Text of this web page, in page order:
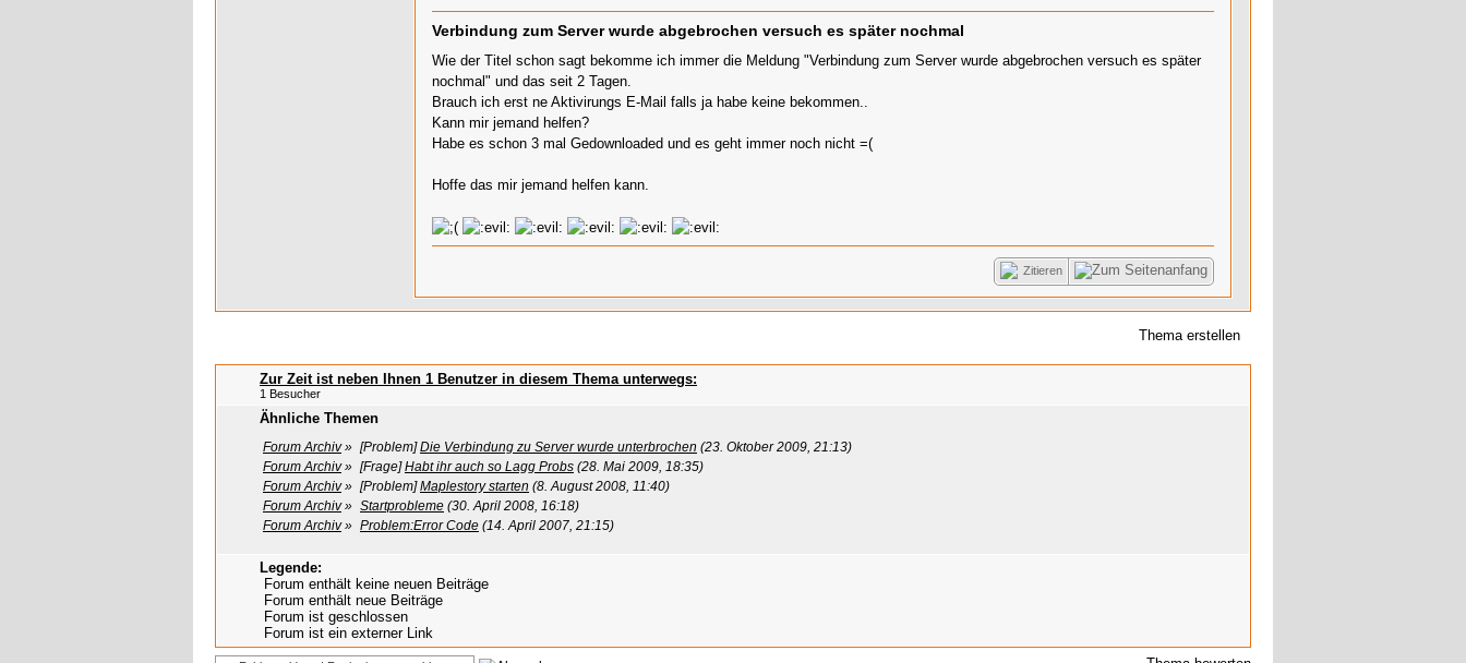
Verbindung zum Server wurde abgebrochen versuch es später nochmal
Wie der Titel schon sagt bekomme ich immer die Meldung "Verbindung zum Server wurde abgebrochen versuch es später
nochmal" und das seit 2 Tagen.
Brauch ich erst ne Aktivirungs E-Mail falls ja habe keine bekommen..
Kann mir jemand helfen?
Habe es schon 3 mal Gedownloaded und es geht immer noch nicht =(
Hoffe das mir jemand helfen kann.
Zitieren
Thema erstellen
Zur Zeit ist neben Ihnen 1 Benutzer in diesem Thema unterwegs:
1 Besucher
Ähnliche Themen
Forum Archiv» [Problem] Die Verbindung zu Server wurde unterbrochen (23. Oktober 2009, 21:13)
Forum Archiv» [Frage] Habt ihr auch so Lagg Probs (28. Mai 2009, 18:35)
Forum Archiv» [Problem] Maplestory starten (8. August 2008, 11:40)
Forum Archiv» Startprobleme (30. April 2008, 16:18)
Forum Archiv» Problem:Error Code (14. April 2007, 21:15)
Legende:
Forum enthält keine neuen Beiträge
Forum enthält neue Beiträge
Forum ist geschlossen
Forum ist ein externer Link